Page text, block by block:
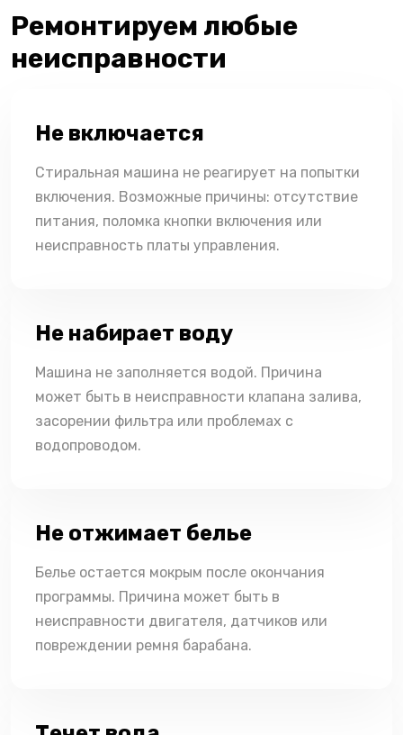
Ремонтируем любые
неисправности
Не включается
Стиральная машина не реагирует на попытки
включения. Возможные причины: отсутствие
питания, поломка кнопки включения или
неисправность платы управления.
Не набирает воду
Машина не заполняется водой. Причина
может быть в неисправности клапана залива,
засорении фильтра или проблемах с
водопроводом.
Не отжимает белье
Белье остается мокрым после окончания
программы. Причина может быть в
неисправности двигателя, датчиков или
повреждении ремня барабана.